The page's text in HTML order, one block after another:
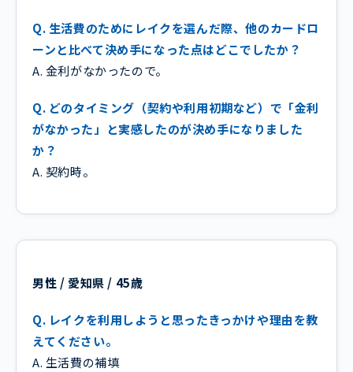
Q. 生活費のためにレイクを選んだ際、他のカードロ
ーンと比べて決め手になった点はどこでしたか？
A. 金利がなかったので。
Q. どのタイミング（契約や利用初期など）で「金利
がなかった」と実感したのが決め手になりました
か？
A. 契約時。
男性 / 愛知県 / 45歳
Q. レイクを利用しようと思ったきっかけや理由を教
えてください。
A. 生活費の補填